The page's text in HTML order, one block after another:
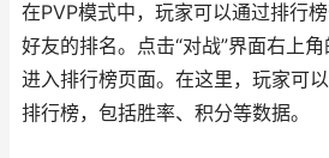
在PVP模式中，玩家可以通过排行
好友的排名。点击“对战”界面右上
进入排行榜页面。在这里，玩家可
排行榜，包括胜率、积分等数据。